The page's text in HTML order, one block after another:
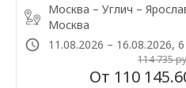
Москва – Углич –
Москва
11.08.2026 – 16.08.2026,
114 735
От 110